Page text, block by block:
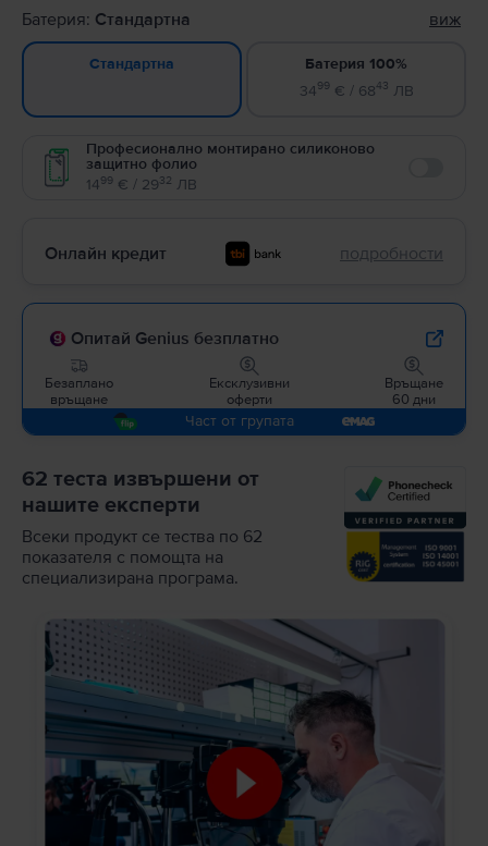
Батерия: Стандартна виж
Стандартна
Батерия 100%
3499€ / 6843 ЛВ
Професионално монтирано силиконово
защитно фолио
1499 € / 2932 ЛВ
Онлайн кредит подробности
Опитай Genius безплатно
Безаплано
връщане
Ексклузивни
оферти
Връщане
60 дни
Част от групата
62 теста извършени от
нашите експерти
Всеки продукт се тества по 62
показателя с помощта на
специализирана програма.